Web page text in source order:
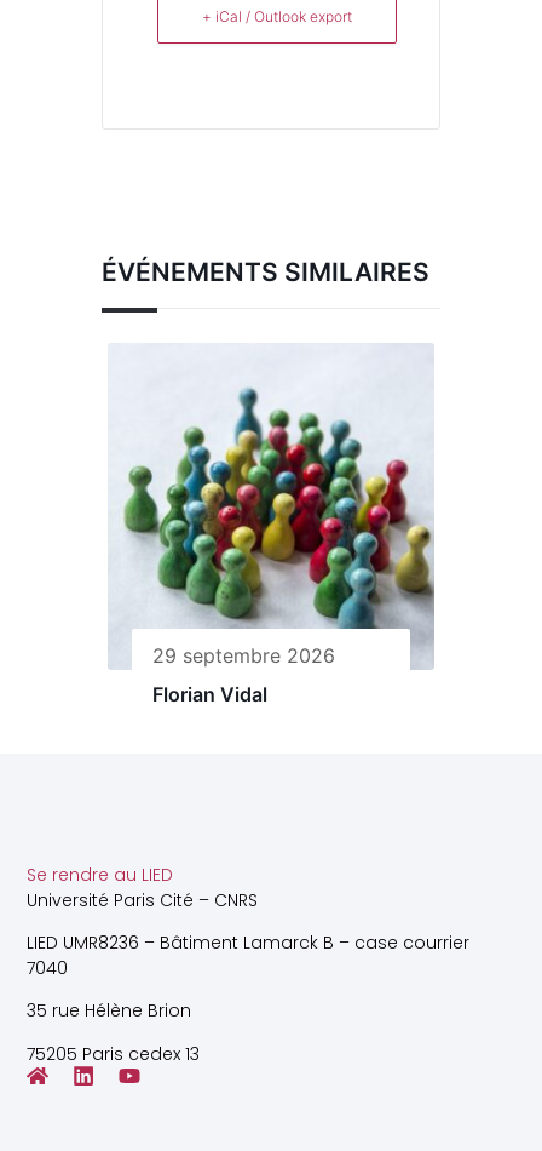
+ iCal / Outlook export
ÉVÉNEMENTS SIMILAIRES
29 septembre 2026
Florian Vidal
Se rendre au LIED
Université Paris Cité – CNRS
LIED UMR8236 – Bâtiment Lamarck B – case courrier
7040
35 rue Hélène Brion
75205 Paris cedex 13